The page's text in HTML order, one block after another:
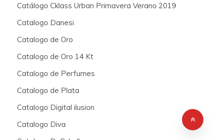
Catálogo Cklass Urban Primavera Verano 2019
Catalogo Danesi
Catalogo de Oro
Catalogo de Oro 14 Kt
Catalogo de Perfumes
Catalogo de Plata
Catalogo Digital ilusion
Catalogo Diva